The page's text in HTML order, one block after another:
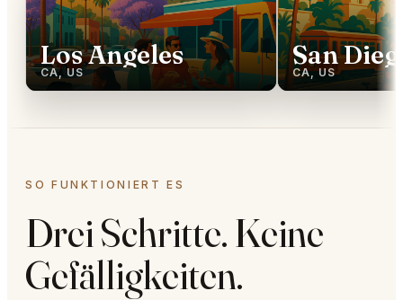
Los Angeles
CA, US
San
CA, US
SO FUNKTIONIERT ES
Drei Schritte. Keine
Gefälligkeiten.